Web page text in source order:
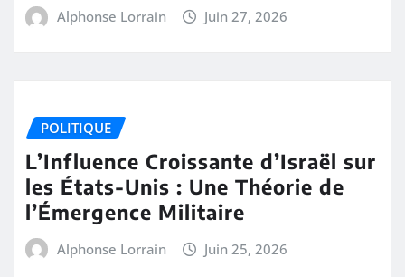
Alphonse Lorrain Juin 27, 2026
POLITIQUE
L’Influence Croissante d’Israël sur
les États-Unis : Une Théorie de
l’Émergence Militaire
Alphonse Lorrain Juin 25, 2026